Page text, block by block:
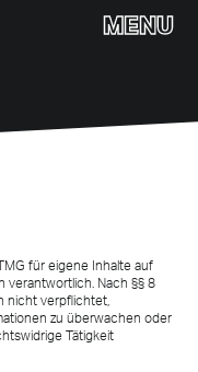
MENU
MENU
für eigene Inhalte auf
verantwortlich. Nach §§ 8
nicht verpflichtet,
zu überwachen oder
Tätigkeit